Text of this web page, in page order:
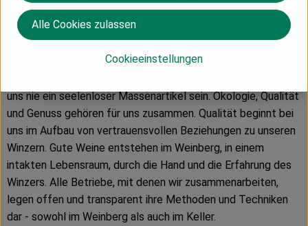
D 78359 Orsingen
Weinfreunde, haben Spaß am Genuss und sind überzeugt, mit
uns nie ein seelenloser Massenartikel sein. Ökologie, Qualität
und Genuss gehören für uns zusammen. Qualität beginnt bei
uns im Aufbau von vertrauensvollen Beziehungen zu unseren
Winzern. Gute Weine entstehen im Weinberg, in einem
intakten Lebensraum, durch die Hand und die Erfahrung des
Winzers. Alle Betriebe, mit denen wir zusammenarbeiten,
legen offen und transparent ihre Methoden und Techniken
dar - sowohl im Weinberg als auch im Keller.
Cookieeinstellungen
Alle Cookies zulassen